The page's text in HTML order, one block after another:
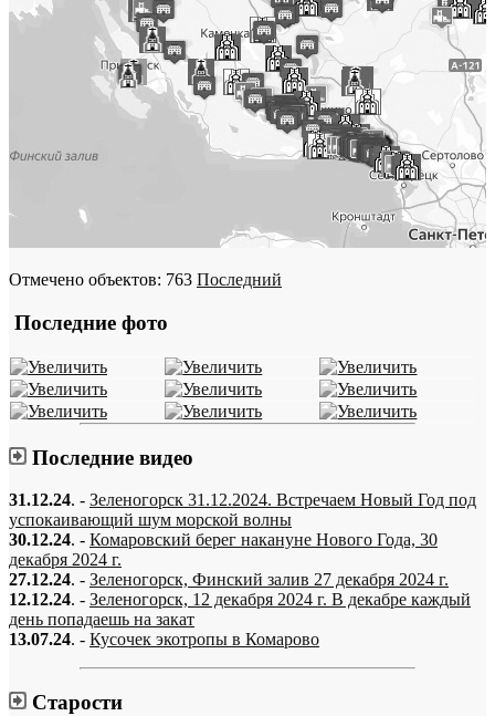
Отмечено объектов: 763 Последний
Последние фото
Последние видео
31.12.24. - Зеленогорск 31.12.2024. Встречаем Новый Год под
успокаивающий шум морской волны
30.12.24. - Комаровский берег накануне Нового Года, 30
декабря 2024 г.
27.12.24. - Зеленогорск, Финский залив 27 декабря 2024 г.
12.12.24. - Зеленогорск, 12 декабря 2024 г. В декабре каждый
день попадаешь на закат
13.07.24. - Кусочек экотропы в Комарово
Старости